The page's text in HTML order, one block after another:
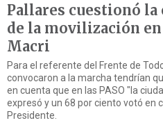
Pallares cuestionó la
de la movilización en
Macri
Para el referente del Frente de
convocaron a la marcha tendrían
en cuenta que en las PASO "la
expresó y un 68 por ciento votó en
Presidente.